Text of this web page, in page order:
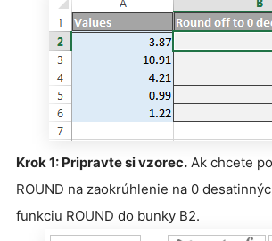
Krok 1: Pripravte si vzorec. Ak chcete
ROUND na zaokrúhlenie na 0
funkciu ROUND do bunky B2.